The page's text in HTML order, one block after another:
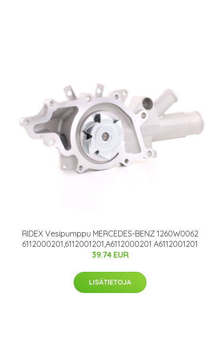
RIDEX Vesipumppu MERCEDES-BENZ 1260W0062
6112000201,6112001201,A6112000201 A6112001201
39.74 EUR
LISÄTIETOJA